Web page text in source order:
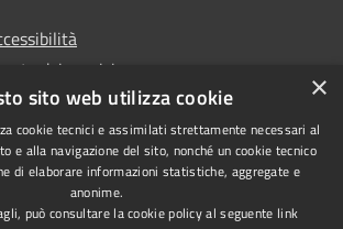
dei servizi
Copyright © 2026 • Comune di
Capri • Powered by
×
sito web utilizza cookie
cookie tecnici e assimilati strettamente necessari al
e alla navigazione del sito, nonché un cookie tecnico
di elaborare informazioni statistiche, aggregate e
anonime.
può consultare la cookie policy al seguente link